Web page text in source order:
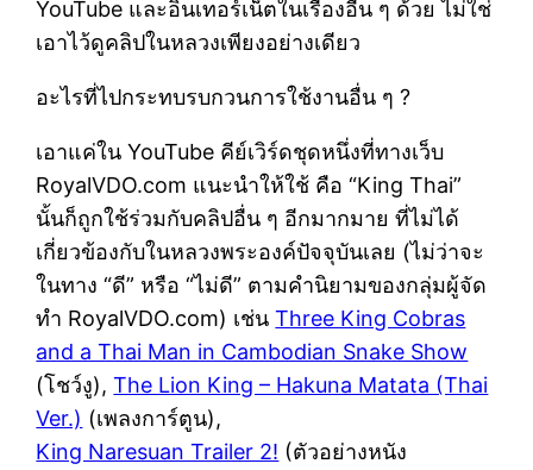
YouTube และอินเทอร์เน็ตในเรื่องอื่น ๆ ด้วย ไม่ใช่
เอาไว้ดูคลิปในหลวงเพียงอย่างเดียว
อะไรที่ไปกระทบรบกวนการใช้งานอื่น ๆ ?
เอาแค่ใน YouTube คีย์เวิร์ดชุดหนึ่งที่ทางเว็บ
RoyalVDO.com แนะนำให้ใช้ คือ “King Thai”
นั้นก็ถูกใช้ร่วมกับคลิปอื่น ๆ อีกมากมาย ที่ไม่ได้
เกี่ยวข้องกับในหลวงพระองค์ปัจจุบันเลย (ไม่ว่าจะ
ในทาง “ดี” หรือ “ไม่ดี” ตามคำนิยามของกลุ่มผู้จัด
ทำ RoyalVDO.com) เช่นThree King Cobras
and a Thai Man in Cambodian Snake Show
(โชว์งู),The Lion King – Hakuna Matata (Thai
Ver.) (เพลงการ์ตูน),
King Naresuan Trailer 2! (ตัวอย่างหนัง